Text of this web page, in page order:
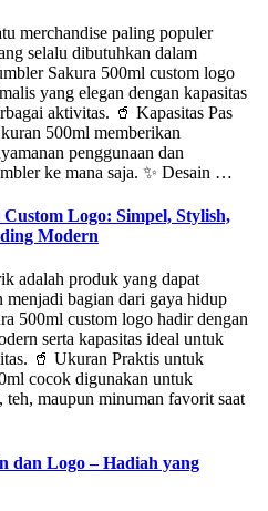
merchandise paling populer
selalu dibutuhkan dalam
Sakura 500ml custom logo
yang elegan dengan kapasitas
aktivitas. 🥤 Kapasitas Pas
500ml memberikan
penggunaan dan
ke mana saja. ✨ Desain …
Logo: Simpel, Stylish,
Modern
adalah produk yang dapat
menjadi bagian dari gaya hidup
500ml custom logo hadir dengan
serta kapasitas ideal untuk
🥤 Ukuran Praktis untuk
cocok digunakan untuk
maupun minuman favorit saat
dan Logo – Hadiah yang